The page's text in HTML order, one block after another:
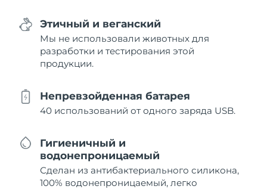
Этичный и веганский
Мы не использовали животных для
разработки и тестирования этой
продукции.
Непревзойденная батарея
40 использований от одного заряда USB.
Гигиеничный и
водонепроницаемый
Сделан из антибактериального силикона,
100% водонепроницаемый, легко